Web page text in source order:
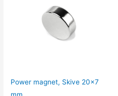
Power magnet, Skive 20×7
mm.